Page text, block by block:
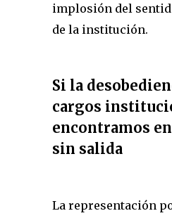
implosión del
de la institución.
Si la
cargos
encontramos
sin salida
La representación